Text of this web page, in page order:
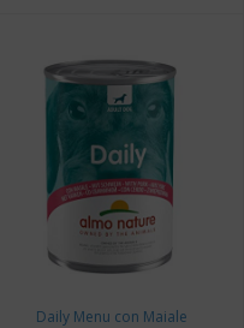
Daily Menu con Maiale